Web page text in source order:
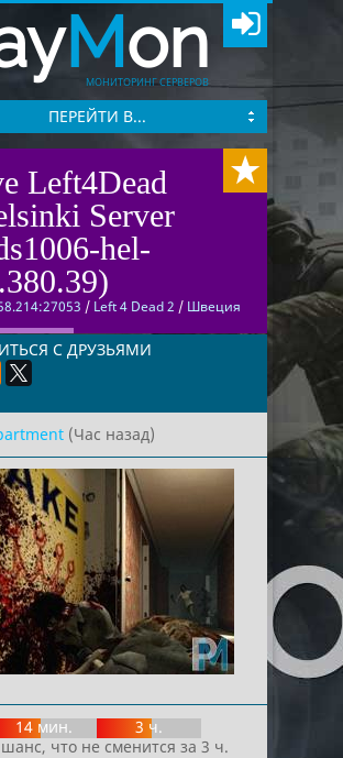
Mon
МОНИТОРИНГ СЕРВЕРОВ
ПЕРЕЙТИ В...
Left4Dead
Server
hel-
/ Left 4 Dead 2 / Швеция
С ДРУЗЬЯМИ
(Час назад)
14 мин.
3 ч.
что не сменится за 3 ч.